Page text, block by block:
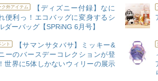
ク外アイテム
【ディズニー付録】なに
便利っ！エコバッグに変身するシ
ダーバッグ【SPRiNG 6月号】
ント
【サマンサタバサ】ミッキー&
ーのバースデーコレクションが登
世界に5体しかないウィリーの展示